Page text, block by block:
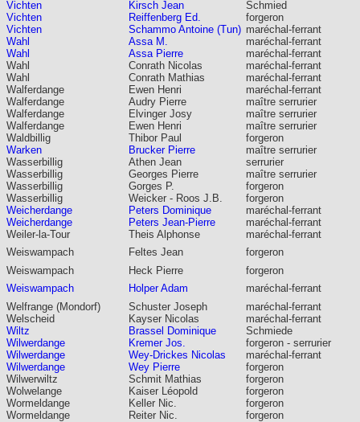
Vichten
Kirsch Jean
Schmied
Vichten
Reiffenberg Ed.
forgeron
Vichten
Schammo Antoine (Tun) maréchal-ferrant
Wahl
Assa M.
maréchal-ferrant
Wahl
Assa Pierre
maréchal-ferrant
Wahl
Conrath Nicolas
maréchal-ferrant
Wahl
Conrath Mathias
maréchal-ferrant
Walferdange
Ewen Henri
maréchal-ferrant
Walferdange
Audry Pierre
maître serrurier
Walferdange
Elvinger Josy
maître serrurier
Walferdange
Ewen Henri
maître serrurier
Waldbillig
Thibor Paul
forgeron
Warken
Brucker Pierre
maître serrurier
Wasserbillig
Athen Jean
serrurier
Wasserbillig
Georges Pierre
maître serrurier
Wasserbillig
Gorges P.
forgeron
Wasserbillig
Weicker - Roos J.B.
forgeron
Weicherdange
Peters Dominique
maréchal-ferrant
Weicherdange
Peters Jean-Pierre
maréchal-ferrant
Weiler-la-Tour
Theis Alphonse
maréchal-ferrant
Weiswampach
Feltes Jean
forgeron
Weiswampach
Heck Pierre
forgeron
Weiswampach
Holper Adam
maréchal-ferrant
Welfrange (Mondorf)
Schuster Joseph
maréchal-ferrant
Welscheid
Kayser Nicolas
maréchal-ferrant
Wiltz
Brassel Dominique
Schmiede
Wilwerdange
Kremer Jos.
forgeron - serrurier
Wilwerdange
Wey-Drickes Nicolas
maréchal-ferrant
Wilwerdange
Wey Pierre
forgeron
Wilwerwiltz
Schmit Mathias
forgeron
Wolwelange
Kaiser Léopold
forgeron
Wormeldange
Keller Nic.
forgeron
Wormeldange
Reiter Nic. forgeron